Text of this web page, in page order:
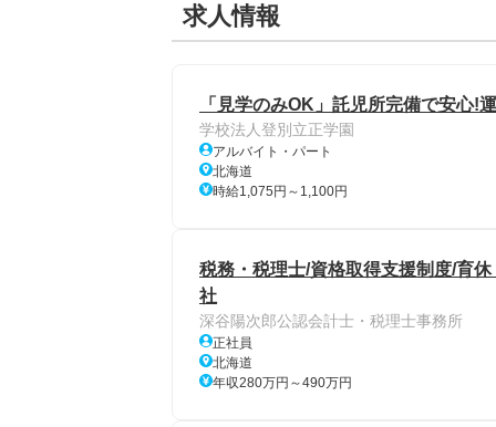
求人情報
「見学のみOK」託児所完備で安心!
学校法人登別立正学園
アルバイト・パート
北海道
時給1,075円～1,100円
税務・税理士/資格取得支援制度/育
社
深谷陽次郎公認会計士・税理士事務所
正社員
北海道
年収280万円～490万円